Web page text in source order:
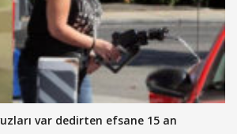
var dedirten efsane 15 an